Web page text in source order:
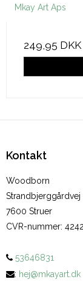
Mkay Art Aps
249,95 DKK
Kontakt
Woodborn
Strandbjerggårdvej
7600 Struer
CVR-nummer:
53646831
: hej@mkayart.dk